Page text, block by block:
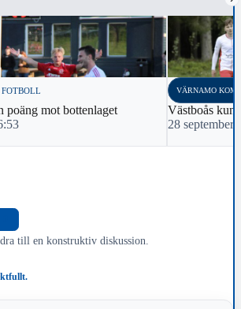
FOTBOLL
poäng mot bottenlaget
VÄRNAMO
Västboås
28
till en konstruktiv diskussion.